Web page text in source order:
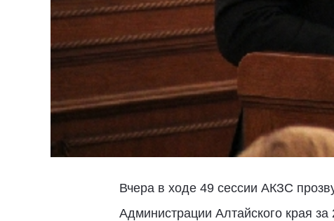
Вчера в ходе 49 сессии АКЗС
Администрации Алтайского края